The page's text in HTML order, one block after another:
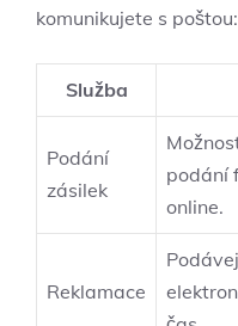
komunikujete s poštou:
Služba
Podání
zásilek
podání
online.
Reklamace